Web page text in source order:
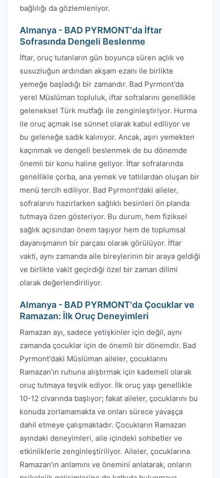
bağlılığı da gözlemleniyor.
Almanya - BAD PYRMONT'da İftar
Sofrasında Dengeli Beslenme
İftar, oruç tutanların gün boyunca süren açlık ve
susuzluğun ardından akşam ezanı ile birlikte
yemeğe başladığı bir zamandır. Bad Pyrmont'da
yerel Müslüman topluluk, iftar sofralarını genellikle
geleneksel Türk mutfağı ile zenginleştiriyor. Hurma
ile oruç açmak ise sünnet olarak kabul ediliyor ve
bu geleneğe sadık kalınıyor. Ancak, aşırı yemekten
kaçınmak ve dengeli beslenmek de bu dönemde
önemli bir konu haline geliyor. İftar sofralarında
genellikle çorba, ana yemek ve tatlılardan oluşan bir
menü tercih ediliyor. Bad Pyrmont'daki aileler,
sofralarını hazırlarken sağlıklı besinleri ön planda
tutmaya özen gösteriyor. Bu durum, hem fiziksel
sağlık açısından önem taşıyor hem de toplumsal
dayanışmanın bir parçası olarak görülüyor. İftar
vakti, aynı zamanda aile bireylerinin bir araya geldiği
ve birlikte vakit geçirdiği özel bir zaman dilimi
olarak değerlendiriliyor.
Almanya - BAD PYRMONT'da Çocuklar ve
Ramazan: İlk Oruç Deneyimleri
Ramazan ayı, sadece yetişkinler için değil, aynı
zamanda çocuklar için de önemli bir dönemdir. Bad
Pyrmont'daki Müslüman aileler, çocuklarını
Ramazan'ın ruhuna alıştırmak için kademeli olarak
oruç tutmaya teşvik ediyor. İlk oruç yaşı genellikle
10-12 civarında başlıyor; fakat aileler, çocuklarını bu
konuda zorlamamakta ve onları sürece yavaşça
dahil etmeye çalışmaktadır. Çocukların Ramazan
ayındaki deneyimleri, aile içindeki sohbetler ve
etkinliklerle zenginleştiriliyor. Aileler, çocuklarına
Ramazan'ın anlamını ve önemini anlatarak, onların